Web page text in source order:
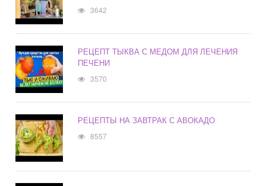
3642
РЕЦЕПТ ТЫКВА С МЕДОМ ДЛЯ ЛЕЧЕНИЯ
ПЕЧЕНИ
3570
РЕЦЕПТЫ НА ЗАВТРАК С АВОКАДО
8557